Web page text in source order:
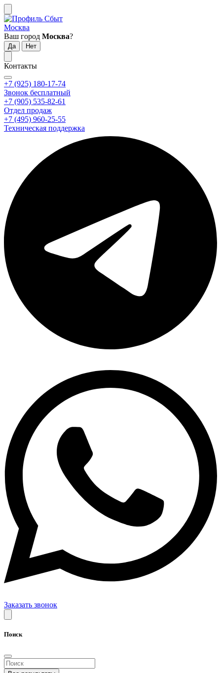
Москва
Ваш город Москва?
Контакты
+7 (925) 180-17-74
Звонок бесплатный
+7 (905) 535-82-61
Отдел продаж
+7 (495) 960-25-55
Техническая поддержка
Заказать звонок
Поиск